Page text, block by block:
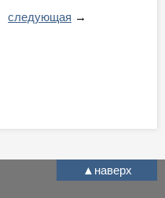
следующая →
▲ наверх